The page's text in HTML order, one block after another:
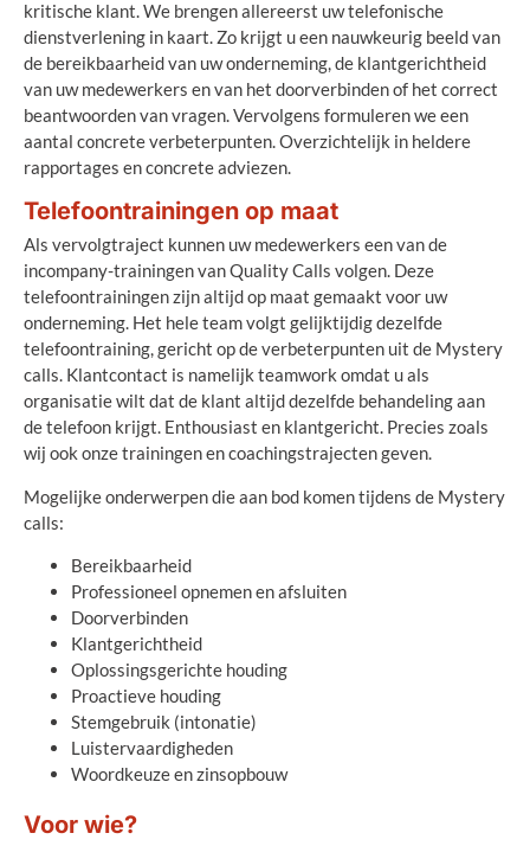
kritische klant. We brengen allereerst uw telefonische
dienstverlening in kaart. Zo krijgt u een nauwkeurig beeld van
de bereikbaarheid van uw onderneming, de klantgerichtheid
van uw medewerkers en van het doorverbinden of het correct
beantwoorden van vragen. Vervolgens formuleren we een
aantal concrete verbeterpunten. Overzichtelijk in heldere
rapportages en concrete adviezen.
Telefoontrainingen op maat
Als vervolgtraject kunnen uw medewerkers een van de
incompany-trainingen van Quality Calls volgen. Deze
telefoontrainingen zijn altijd op maat gemaakt voor uw
onderneming. Het hele team volgt gelijktijdig dezelfde
telefoontraining, gericht op de verbeterpunten uit de Mystery
calls. Klantcontact is namelijk teamwork omdat u als
organisatie wilt dat de klant altijd dezelfde behandeling aan
de telefoon krijgt. Enthousiast en klantgericht. Precies zoals
wij ook onze trainingen en coachingstrajecten geven.
Mogelijke onderwerpen die aan bod komen tijdens de Mystery
calls:
Bereikbaarheid
Professioneel opnemen en afsluiten
Doorverbinden
Klantgerichtheid
Oplossingsgerichte houding
Proactieve houding
Stemgebruik (intonatie)
Luistervaardigheden
Woordkeuze en zinsopbouw
Voor wie?